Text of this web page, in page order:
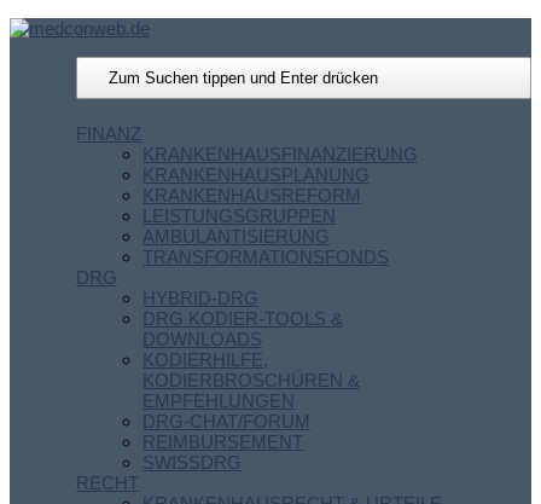
FINANZ
KRANKENHAUSFINANZIERUNG
KRANKENHAUSPLANUNG
KRANKENHAUSREFORM
LEISTUNGSGRUPPEN
AMBULANTISIERUNG
TRANSFORMATIONSFONDS
DRG
HYBRID-DRG
DRG KODIER-TOOLS &
DOWNLOADS
KODIERHILFE,
KODIERBROSCHÜREN &
EMPFEHLUNGEN
DRG-CHAT/FORUM
REIMBURSEMENT
SWISSDRG
RECHT